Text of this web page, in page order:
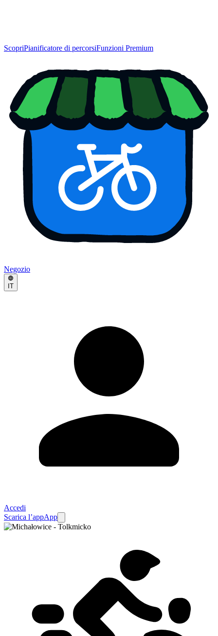
ScopriPianificatore di percorsiFunzioni Premium
Negozio
IT
Accedi
Scarica l’appApp